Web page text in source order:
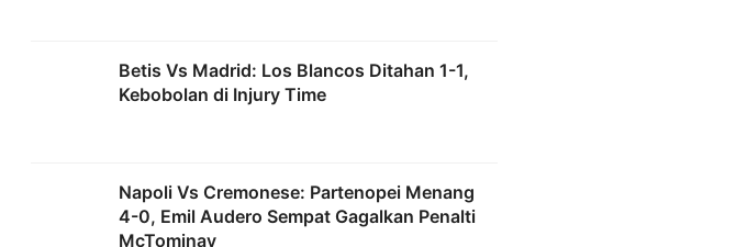
Betis Vs Madrid: Los Blancos Ditahan 1-1,
Kebobolan di Injury Time
Napoli Vs Cremonese: Partenopei Menang
4-0, Emil Audero Sempat Gagalkan Penalti
McTominay